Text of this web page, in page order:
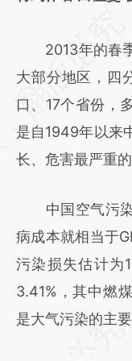
AI基
[https://
(https://
成，可能与原文
新观点和立场。
2013年的春季
大部分地区，四
口、17个省份，
是自1949年以来
长、危害最严重
中国空气污染
病成本就相当于
污染损失估计为
3.41%，其中燃
是大气污染的主要